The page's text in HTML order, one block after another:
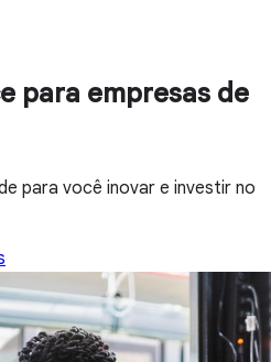
para empresas de
para você inovar e investir no